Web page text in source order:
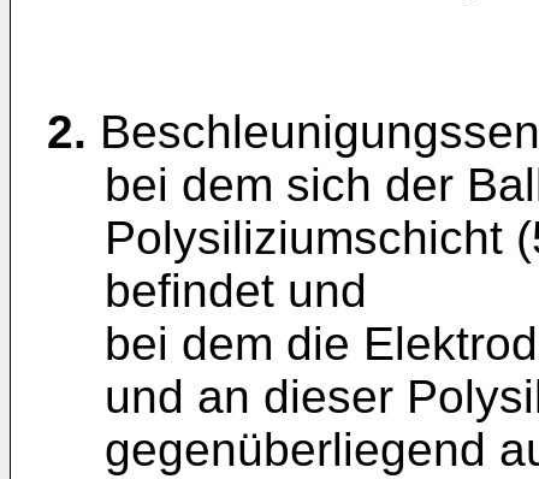
2.
bei dem sich der
Polysiliziumschicht
befindet und
bei dem die
und an dieser
gegenüberliegend